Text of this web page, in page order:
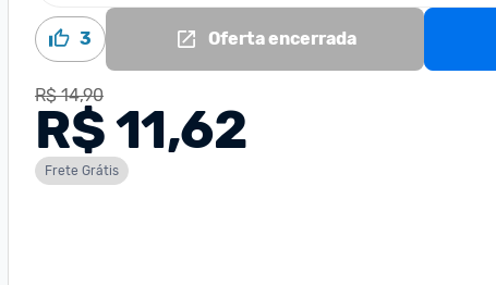
3 Oferta encerrada
R$ 14,90
R$ 11,62
Frete Grátis